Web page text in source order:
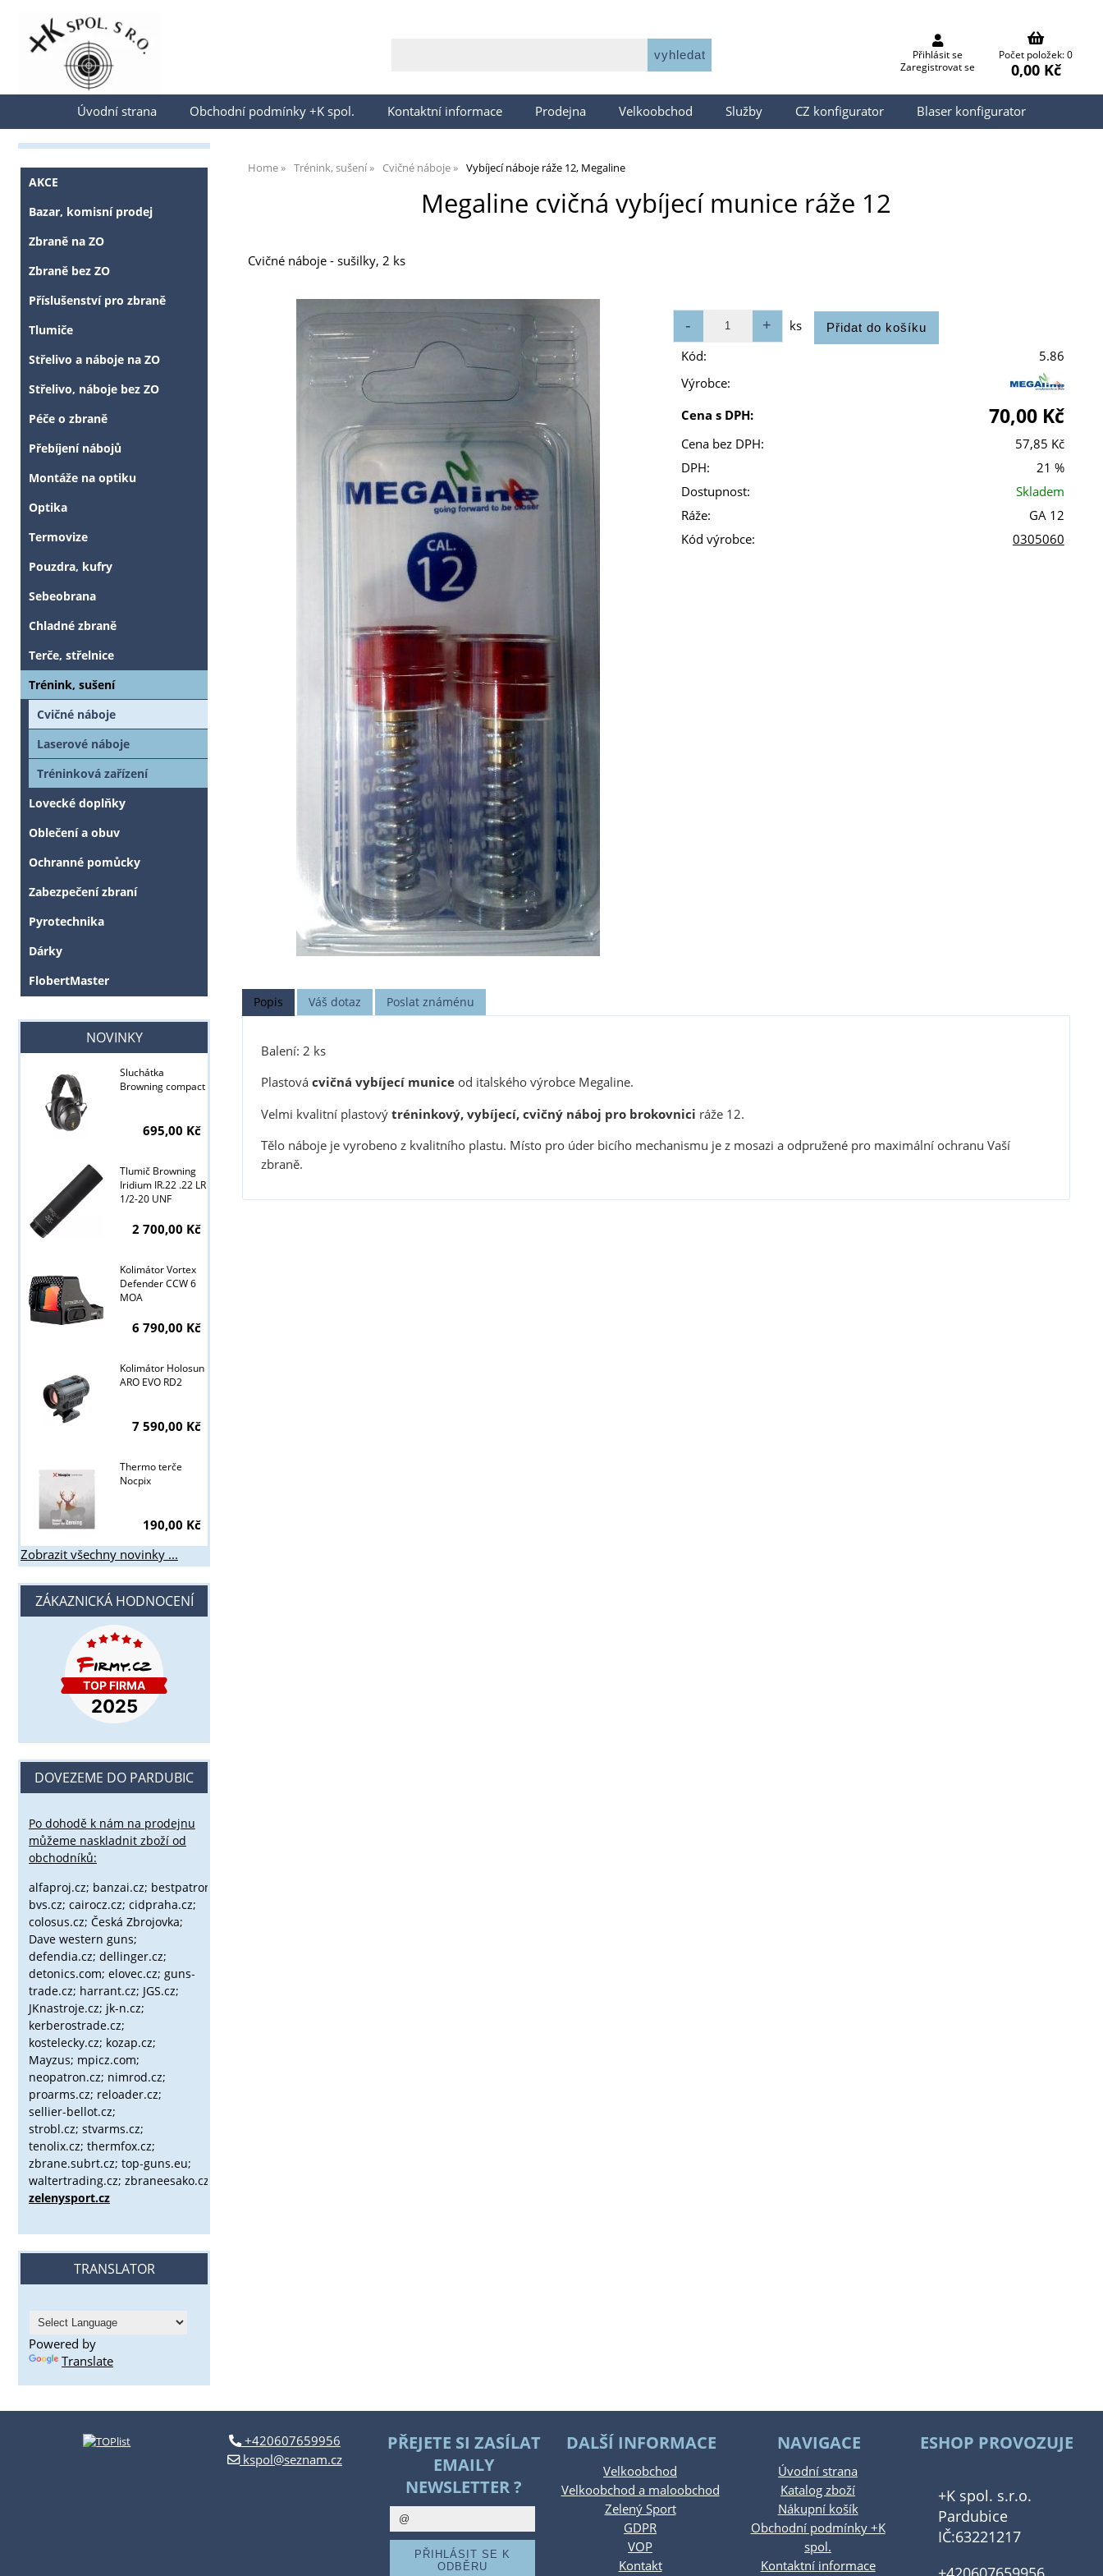
Přihlásit se
Přihlásit se
Zaregistrovat se
Počet položek: 0
0,00 Kč
Úvodní strana Obchodní podmínky +K spol. Kontaktní informace Prodejna Velkoobchod Služby CZ konfigurator Blaser konfigurator
Home Trénink, sušení Cvičné náboje Vybíjecí náboje ráže 12, Megaline
Megaline cvičná vybíjecí munice ráže 12
Cvičné náboje - sušilky, 2 ks
ks
Kód:
5.86
Výrobce:
Cena s DPH:
70,00 Kč
Cena bez DPH:
57,85 Kč
DPH:
21 %
Dostupnost:
Skladem
Ráže:
GA 12
Kód výrobce:
0305060
Popis Váš dotaz Poslat známénu
Balení: 2 ks
Plastovácvičná vybíjecí municeod italského výrobce Megaline.
Velmi kvalitní plastovýtréninkový, vybíjecí, cvičný náboj pro brokovnici ráže 12.
Tělo náboje je vyrobeno z kvalitního plastu. Místo pro úder bicího mechanismu je z mosazi a odpružené pro maximální ochranu Vaší
zbraně.
AKCE
Bazar, komisní prodej
Zbraně na ZO
Zbraně bez ZO
Příslušenství pro zbraně
Tlumiče
Střelivo a náboje na ZO
Střelivo, náboje bez ZO
Péče o zbraně
Přebíjení nábojů
Montáže na optiku
Optika
Termovize
Pouzdra, kufry
Sebeobrana
Chladné zbraně
Terče, střelnice
Trénink, sušení
Cvičné náboje
Laserové náboje
Tréninková zařízení
Lovecké doplňky
Oblečení a obuv
Ochranné pomůcky
Zabezpečení zbraní
Pyrotechnika
Dárky
FlobertMaster
NOVINKY
Sluchátka
Browning compact
695,00 Kč
Tlumič Browning
Iridium IR.22 .22 LR
1/2-20 UNF
2 700,00 Kč
Kolimátor Vortex
Defender CCW 6
MOA
6 790,00 Kč
Kolimátor Holosun
ARO EVO RD2
7 590,00 Kč
Thermo terče
Nocpix
190,00 Kč
Zobrazit všechny novinky ...
ZÁKAZNICKÁ HODNOCENÍ
DOVEZEME DO PARDUBIC
Po dohodě k nám na prodejnu
můžeme naskladnit zboží od
obchodníků:
alfaproj.cz; banzai.cz; bestpatron.eu;
bvs.cz; cairocz.cz; cidpraha.cz;
colosus.cz; Česká Zbrojovka;
Dave western guns;
defendia.cz; dellinger.cz;
detonics.com; elovec.cz; guns-
trade.cz; harrant.cz; JGS.cz;
JKnastroje.cz; jk-n.cz;
kerberostrade.cz;
kostelecky.cz; kozap.cz;
Mayzus; mpicz.com;
neopatron.cz; nimrod.cz;
proarms.cz; reloader.cz;
sellier-bellot.cz;
strobl.cz; stvarms.cz;
tenolix.cz; thermfox.cz;
zbrane.subrt.cz; top-guns.eu;
waltertrading.cz; zbraneesako.cz;
zelenysport.cz
TRANSLATOR
Powered by
Translate
+420607659956
kspol@seznam.cz
PŘEJETE SI ZASÍLAT
EMAILY
NEWSLETTER ?
DALŠÍ INFORMACE
Velkoobchod
Velkoobchod a maloobchod
Zelený Sport
GDPR
VOP
Kontakt
NAVIGACE
Úvodní strana
Katalog zboží
Nákupní košík
Obchodní podmínky +K
spol.
Kontaktní informace
ESHOP PROVOZUJE
+K spol. s.r.o.
Pardubice
IČ:63221217